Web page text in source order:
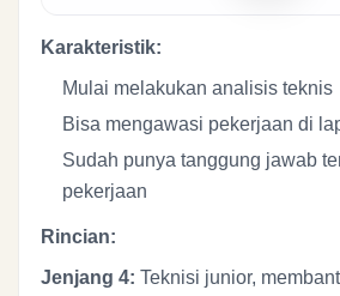
Karakteristik:
Mulai melakukan analisis teknis
Bisa mengawasi pekerjaan di
Sudah punya tanggung jawab
pekerjaan
Rincian:
Jenjang 4: Teknisi junior,